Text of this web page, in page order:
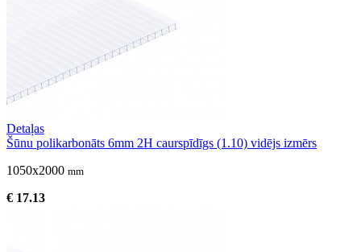
Detaļas
Šūnu polikarbonāts 6mm 2H caurspīdīgs (1.10) vidējs izmērs
1050x2000 mm
€ 17.13